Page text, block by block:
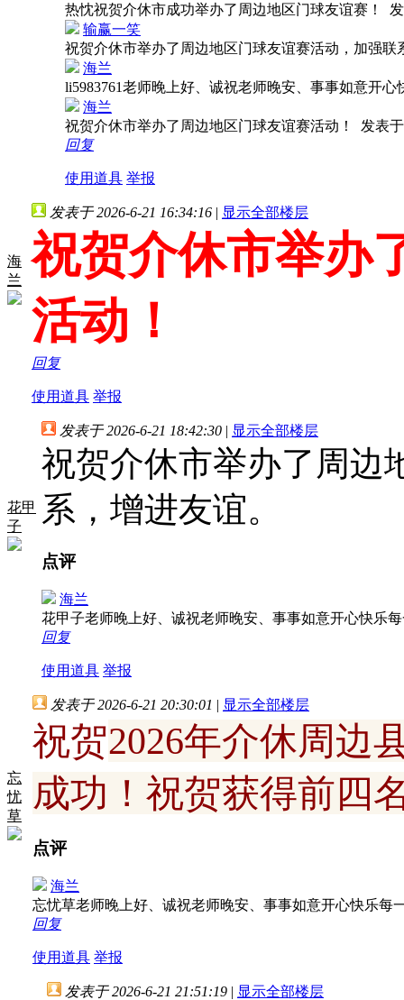
热忱祝贺介休市成功举办了周边地区门球友谊赛！
输赢一笑
祝贺介休市举办了周边地区门球友谊赛活动，加强
海兰
li5983761老师晚上好、诚祝老师晚安、事事如意开
海兰
祝贺介休市举办了周边地区门球友谊赛活动！ 发表
回复
使用道具 举报
海
兰
发表于 2026-6-21 16:34:16 | 显示全部楼层
祝贺介休市举办
活动！
回复
使用道具 举报
花甲
子
发表于 2026-6-21 18:42:30 | 显示全部楼层
祝贺介休市举办了周边
系，增进友谊。
点评
海兰
花甲子老师晚上好、诚祝老师晚安、事事如意开心快乐
回复
使用道具 举报
忘
忧
草
发表于 2026-6-21 20:30:01 | 显示全部楼层
祝贺2026年介休周边
成功！祝贺获得前四
点评
海兰
忘忧草老师晚上好、诚祝老师晚安、事事如意开心快乐每
回复
使用道具 举报
发表于 2026-6-21 21:51:19 | 显示全部楼层